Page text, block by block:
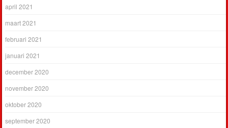
april 2021
maart 2021
februari 2021
januari 2021
december 2020
november 2020
oktober 2020
september 2020